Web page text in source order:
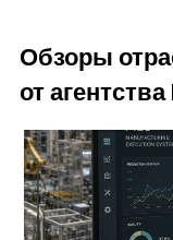
Обзоры
от